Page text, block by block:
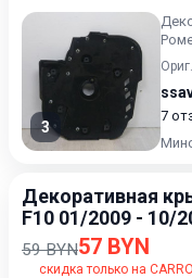
3
7
Декоративная
F10 01/2009 - 10/
59 BYN57 BYN
скидка только на CARRO